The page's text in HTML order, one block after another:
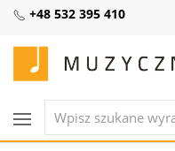
+48 532 395 410